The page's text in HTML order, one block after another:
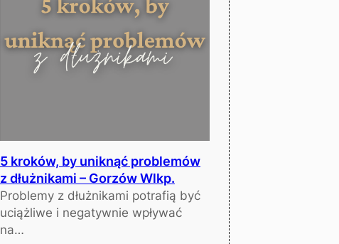
5 kroków, by uniknąć problemów
z dłużnikami – Gorzów Wlkp.
Problemy z dłużnikami potrafią być
uciążliwe i negatywnie wpływać
na…